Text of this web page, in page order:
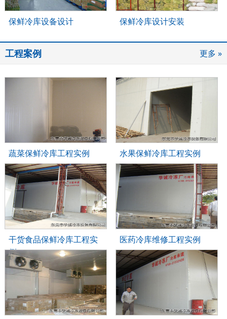
保鲜冷库设备设计 保鲜冷库设计安装
工程案例 更多 »
蔬菜保鲜冷库工程实例 水果保鲜冷库工程实例
干货食品保鲜冷库工程实
例
医药冷库维修工程实例